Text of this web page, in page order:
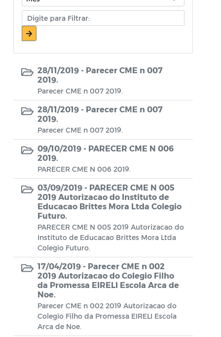
Atos Oficiais - Secretaria de Transportes
Atos Oficiais - Secretaria Municipal de
Atos Oficiais - Secretaria Municipal de
Política Social, Trabalho, Habitação,
Terceira Idade e Desenvolvimento
Humano
Autorização Para Início de Obras
Aviso de rescisão unilateral
Prévia
CONCURSO GUARDA MUNICIPAL Nº 002
Concurso Público
Conselho Municipal - CACS FUNDEB
Conselho Municipal de Assistência Social
de Araruama - COMASO
Conselho Municipal de Educação
Conselho Municipal de Habitação -
28/11/2019 - Parecer CME n 007
2019.
Parecer CME n 007 2019.
28/11/2019 - Parecer CME n 007
2019.
Parecer CME n 007 2019.
09/10/2019 - PARECER CME N 006
2019.
PARECER CME N 006 2019.
03/09/2019 - PARECER CME N 005
2019 Autorizacao do Instituto de
Educacao Brittes Mora Ltda Colegio
Futuro.
PARECER CME N 005 2019 Autorizacao do
Instituto de Educacao Brittes Mora Ltda
Colegio Futuro.
17/04/2019 - Parecer CME n 002
2019 Autorizacao do Colegio Filho
da Promessa EIRELI Escola Arca de
Noe.
Parecer CME n 002 2019 Autorizacao do
Colegio Filho da Promessa EIRELI Escola
Arca de Noe.